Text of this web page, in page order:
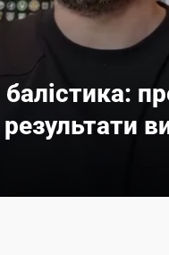
води в
анонсував